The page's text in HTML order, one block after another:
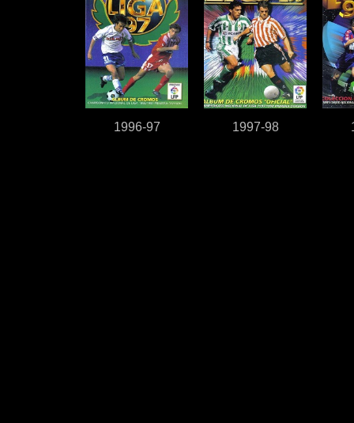
1996-97 1997-98